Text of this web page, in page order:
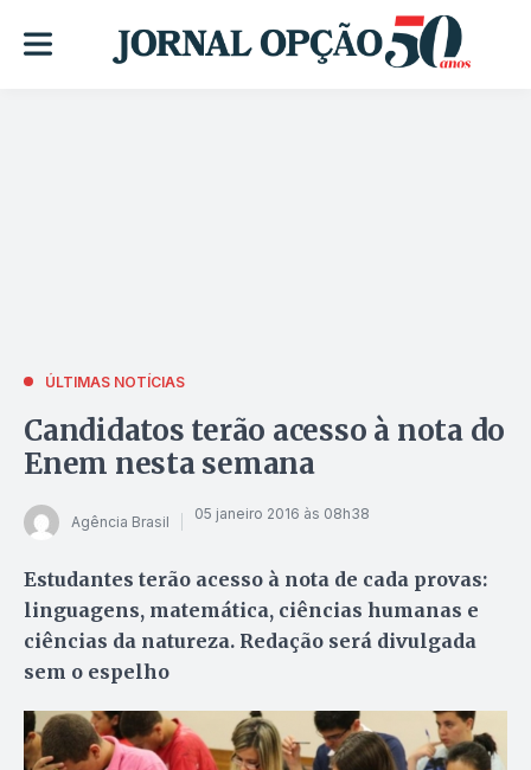
ÚLTIMAS NOTÍCIAS
Candidatos terão acesso à nota do
Enem nesta semana
Agência Brasil 05 janeiro 2016 às 08h38
Estudantes terão acesso à nota de cada provas:
linguagens, matemática, ciências humanas e
ciências da natureza. Redação será divulgada
sem o espelho